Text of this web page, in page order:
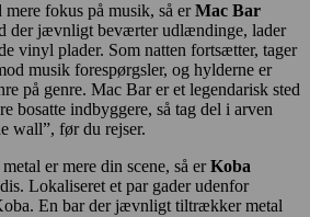
fokus på musik, så erMac Bar
der jævnligt beværter udlændinge, lader
vinyl plader. Som natten fortsætter, tager
musik forespørgsler, og hylderne er
på genre. Mac Bar er et legendarisk sted
bosatte indbyggere, så tag del i arven
wall”, før du rejser.
er mere din scene, så erKoba
Lokaliseret et par gader udenfor
En bar der jævnligt tiltrækker metal